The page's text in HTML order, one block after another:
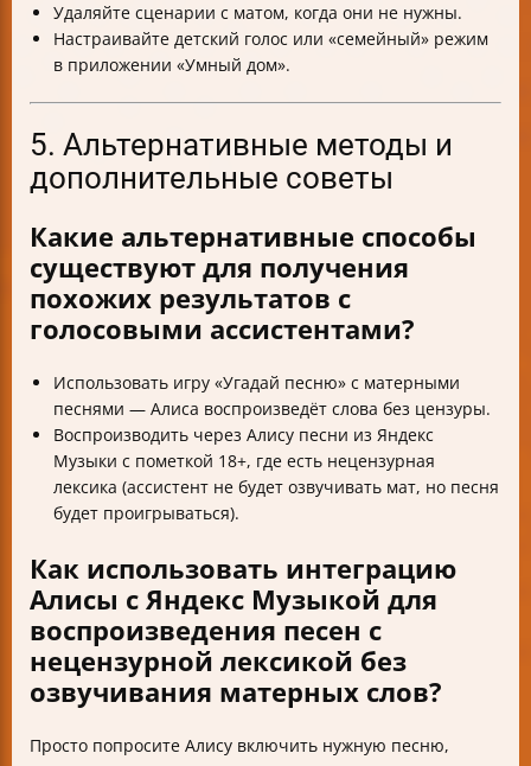
Удаляйте сценарии с матом, когда они не нужны.
Настраивайте детский голос или «семейный» режим
в приложении «Умный дом».
5. Альтернативные методы и
дополнительные советы
Какие альтернативные способы
существуют для получения
похожих результатов с
голосовыми ассистентами?
Использовать игру «Угадай песню» с матерными
песнями — Алиса воспроизведёт слова без цензуры.
Воспроизводить через Алису песни из Яндекс
Музыки с пометкой 18+, где есть нецензурная
лексика (ассистент не будет озвучивать мат, но песня
будет проигрываться).
Как использовать интеграцию
Алисы с Яндекс Музыкой для
воспроизведения песен с
нецензурной лексикой без
озвучивания матерных слов?
Просто попросите Алису включить нужную песню,